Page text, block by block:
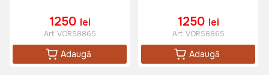
1250 lei
Art:VOR58865
Adaugă
1250 lei
Art:VOR58865
Adaugă